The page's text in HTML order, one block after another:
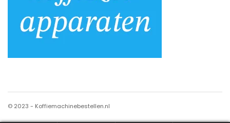
© 2023 - Koffiemachinebestellen.nl